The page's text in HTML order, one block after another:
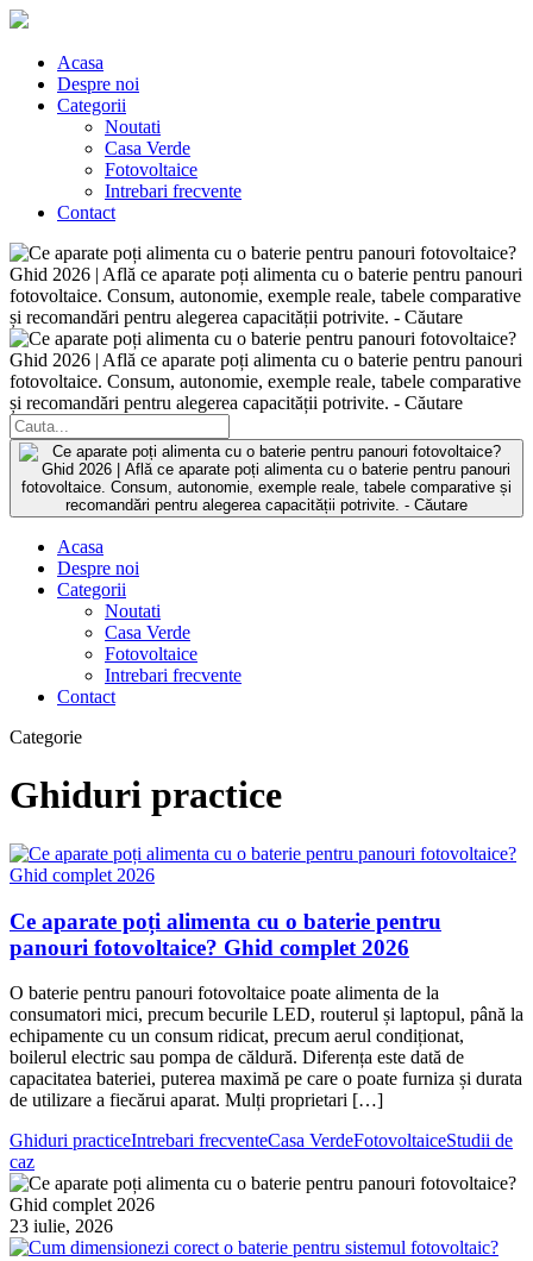
Acasa
Despre noi
Categorii
Noutati
Casa Verde
Fotovoltaice
Intrebari frecvente
Contact
Acasa
Despre noi
Categorii
Noutati
Casa Verde
Fotovoltaice
Intrebari frecvente
Contact
Categorie
Ghiduri practice
Ce aparate poți alimenta cu o baterie pentru
panouri fotovoltaice? Ghid complet 2026
O baterie pentru panouri fotovoltaice poate alimenta de la
consumatori mici, precum becurile LED, routerul și laptopul, până la
echipamente cu un consum ridicat, precum aerul condiționat,
boilerul electric sau pompa de căldură. Diferența este dată de
capacitatea bateriei, puterea maximă pe care o poate furniza și durata
de utilizare a fiecărui aparat. Mulți proprietari […]
Ghiduri practiceIntrebari frecventeCasa VerdeFotovoltaiceStudii de
caz
23 iulie, 2026